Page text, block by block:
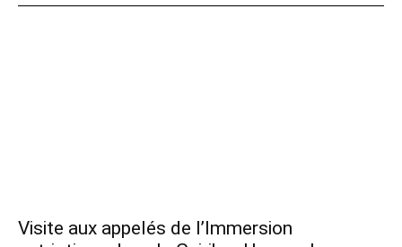
Visite aux appelés de l’Immersion